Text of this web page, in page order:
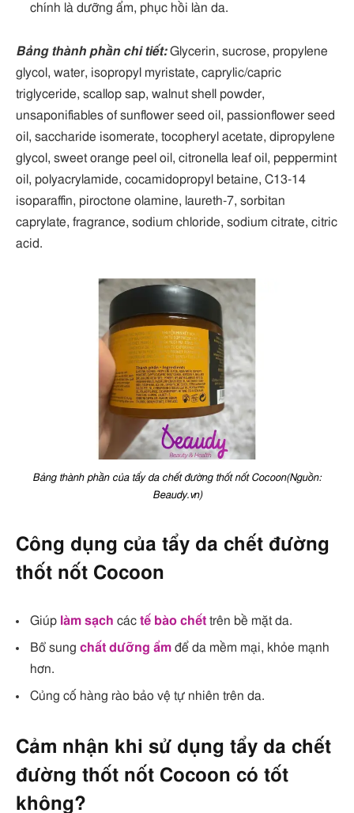
chính là dưỡng ẩm, phục hồi làn da.
Bảng thành phần chi tiết:Glycerin, sucrose, propylene
glycol, water, isopropyl myristate, caprylic/capric
triglyceride, scallop sap, walnut shell powder,
unsaponifiables of sunflower seed oil, passionflower seed
oil, saccharide isomerate, tocopheryl acetate, dipropylene
glycol, sweet orange peel oil, citronella leaf oil, peppermint
oil, polyacrylamide, cocamidopropyl betaine, C13-14
isoparaffin, piroctone olamine, laureth-7, sorbitan
caprylate, fragrance, sodium chloride, sodium citrate, citric
acid.
Bảng thành phần của tẩy da chết đường thốt nốt Cocoon(Nguồn:
Beaudy.vn)
Công dụng của tẩy da chết đường
thốt nốt Cocoon
Giúp làm sạch các tế bào chết trên bề mặt da.
Bổ sung chất dưỡng ẩm để da mềm mại, khỏe mạnh
hơn.
Củng cố hàng rào bảo vệ tự nhiên trên da.
Cảm nhận khi sử dụng tẩy da chết
đường thốt nốt Cocoon có tốt
không?